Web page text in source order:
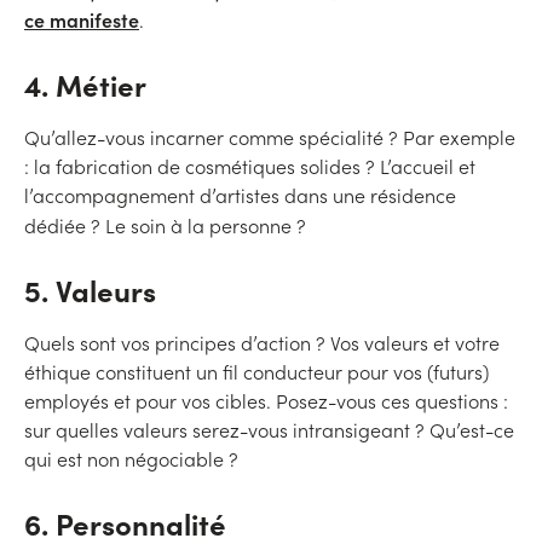
ce manifeste.
4. Métier
Qu’allez-vous incarner comme spécialité ? Par exemple
: la fabrication de cosmétiques solides ? L’accueil et
l’accompagnement d’artistes dans une résidence
dédiée ? Le soin à la personne ?
5. Valeurs
Quels sont vos principes d’action ? Vos valeurs et votre
éthique constituent un fil conducteur pour vos (futurs)
employés et pour vos cibles. Posez-vous ces questions :
sur quelles valeurs serez-vous intransigeant ? Qu’est-ce
qui est non négociable ?
6. Personnalité